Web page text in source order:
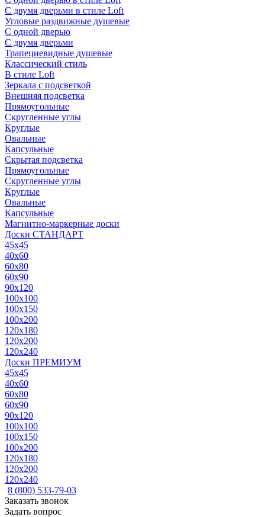
С двумя дверьми в стиле Loft
Угловые раздвижные душевые
С одной дверью
С двумя дверьми
Трапециевидные душевые
Классический стиль
В стиле Loft
Зеркала с подсветкой
Внешняя подсветка
Прямоугольные
Скругленные углы
Круглые
Овальные
Капсульные
Скрытая подсветка
Прямоугольные
Скругленные углы
Круглые
Овальные
Капсульные
Магнитно-маркерные доски
Доски СТАНДАРТ
45x45
40x60
60x80
60x90
90x120
100x100
100x150
100x200
120x180
120x200
120x240
Доски ПРЕМИУМ
45x45
40x60
60x80
60x90
90x120
100x100
100x150
100x200
120x180
120x200
120x240
8 (800) 533-79-03
Заказать звонок
Задать вопрос